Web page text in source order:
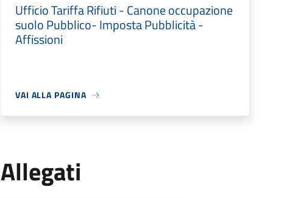
Ufficio Tariffa Rifiuti - Canone occupazione
suolo Pubblico- Imposta Pubblicità -
Affissioni
VAI ALLA PAGINA
Allegati